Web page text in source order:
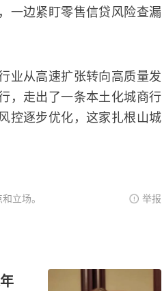
一边紧盯零售信贷风险查漏
业从高速扩张转向高质量发
，走出了一条本土化城商行
控逐步优化，这家扎根山城
立场。 举报